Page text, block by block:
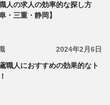
人の求人の効率的な探し方
・三重・静岡】
2024年2月6日
職人におすすめの効果的なト